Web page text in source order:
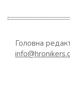
Головна